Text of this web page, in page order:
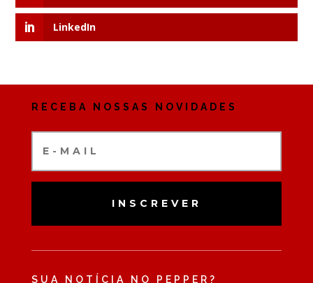
LinkedIn
RECEBA NOSSAS NOVIDADES
INSCREVER
SUA NOTÍCIA NO PEPPER?